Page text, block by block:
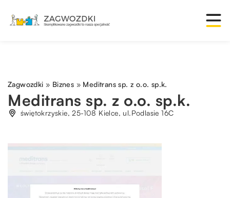
Zagwozdki » Biznes » Meditrans sp. z o.o. sp.k.
Meditrans sp. z o.o. sp.k.
świętokrzyskie, 25-108 Kielce, ul.Podlasie 16C